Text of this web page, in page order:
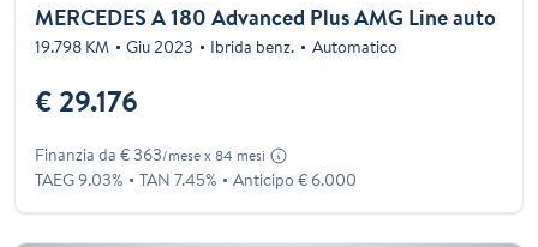
MERCEDES A 180 Advanced Plus AMG Line auto
19.798 KM Giu 2023 Ibrida benz. Automatico
€ 29.176
Finanzia da € 363/mese x 84 mesi
TAEG 9.03% TAN 7.45% Anticipo € 6.000